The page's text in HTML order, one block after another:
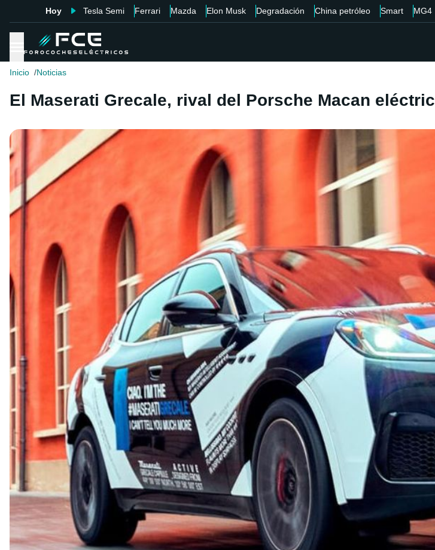
Hoy Tesla Semi Ferrari Mazda Elon Musk Degradación China petróleo Smart MG4
Inicio Noticias
El Maserati Grecale, rival del Porsche Macan